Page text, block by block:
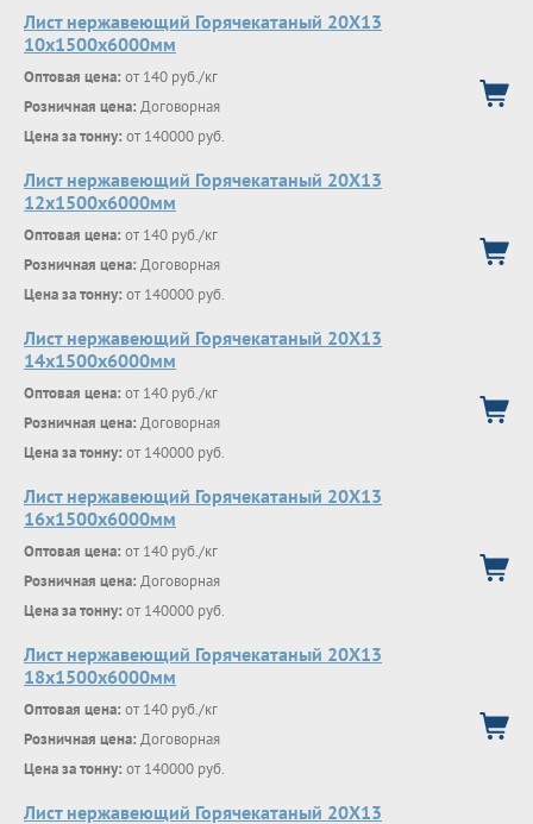
Лист нержавеющий Горячекатаный 20Х13
10x1500x6000мм
Оптовая цена: от 140 руб./кг
Розничная цена: Договорная
Цена за тонну: от 140000 руб.
Лист нержавеющий Горячекатаный 20Х13
12x1500x6000мм
Оптовая цена: от 140 руб./кг
Розничная цена: Договорная
Цена за тонну: от 140000 руб.
Лист нержавеющий Горячекатаный 20Х13
14x1500x6000мм
Оптовая цена: от 140 руб./кг
Розничная цена: Договорная
Цена за тонну: от 140000 руб.
Лист нержавеющий Горячекатаный 20Х13
16x1500x6000мм
Оптовая цена: от 140 руб./кг
Розничная цена: Договорная
Цена за тонну: от 140000 руб.
Лист нержавеющий Горячекатаный 20Х13
18x1500x6000мм
Оптовая цена: от 140 руб./кг
Розничная цена: Договорная
Цена за тонну: от 140000 руб.
Лист нержавеющий Горячекатаный 20Х13